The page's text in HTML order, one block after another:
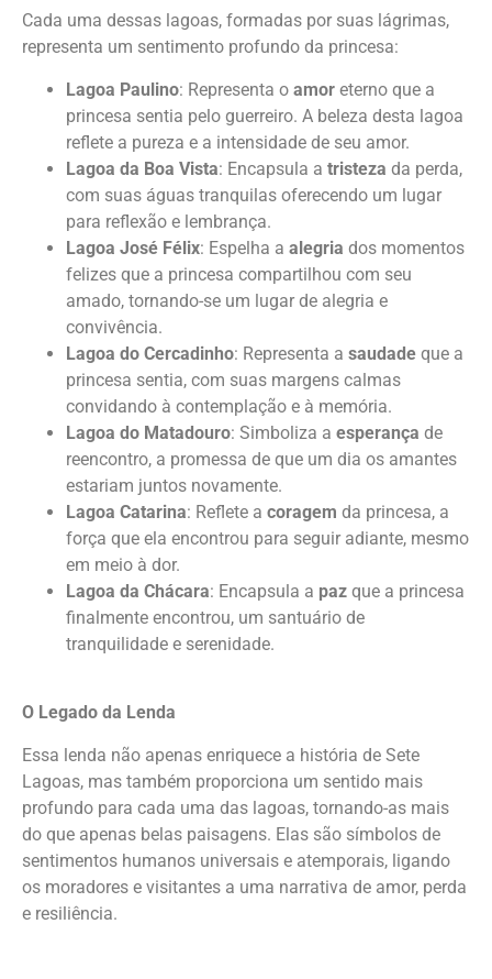
Cada uma dessas lagoas, formadas por suas lágrimas,
representa um sentimento profundo da princesa:
Lagoa Paulino: Representa o amor eterno que a
princesa sentia pelo guerreiro. A beleza desta lagoa
reflete a pureza e a intensidade de seu amor.
Lagoa da Boa Vista: Encapsula a tristeza da perda,
com suas águas tranquilas oferecendo um lugar
para reflexão e lembrança.
Lagoa José Félix: Espelha a alegria dos momentos
felizes que a princesa compartilhou com seu
amado, tornando-se um lugar de alegria e
convivência.
Lagoa do Cercadinho: Representa a saudade que a
princesa sentia, com suas margens calmas
convidando à contemplação e à memória.
Lagoa do Matadouro: Simboliza a esperança de
reencontro, a promessa de que um dia os amantes
estariam juntos novamente.
Lagoa Catarina: Reflete a coragem da princesa, a
força que ela encontrou para seguir adiante, mesmo
em meio à dor.
Lagoa da Chácara: Encapsula a paz que a princesa
finalmente encontrou, um santuário de
tranquilidade e serenidade.
O Legado da Lenda
Essa lenda não apenas enriquece a história de Sete
Lagoas, mas também proporciona um sentido mais
profundo para cada uma das lagoas, tornando-as mais
do que apenas belas paisagens. Elas são símbolos de
sentimentos humanos universais e atemporais, ligando
os moradores e visitantes a uma narrativa de amor, perda
e resiliência.